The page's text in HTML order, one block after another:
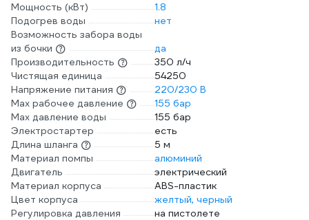
Мощность (кВт)
1.8
Подогрев воды
нет
Возможность забора воды
из бочки
да
Производительность
350 л/ч
Чистящая единица
54250
Напряжение питания
220/230 В
Мах рабочее давление
155 бар
Max давление воды
155 бар
Электростартер
есть
Длина шланга
5 м
Материал помпы
алюминий
Двигатель
электрический
Материал корпуса
ABS-пластик
Цвет корпуса
желтый, черный
Регулировка давления
на пистолете